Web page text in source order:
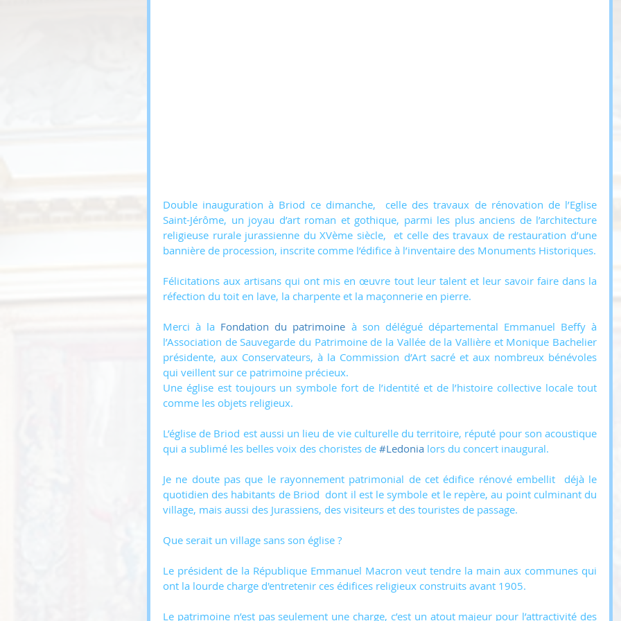
Double inauguration à Briod ce dimanche,  celle des travaux de rénovation de l’Eglise
Saint-Jérôme, un joyau d’art roman et gothique, parmi les plus anciens de l’architecture
religieuse rurale jurassienne du XVème siècle,  et celle des travaux de restauration d’une
Félicitations aux artisans qui ont mis en œuvre tout leur talent et leur savoir faire dans la
réfection du toit en lave, la charpente et la maçonnerie en pierre.
Merci à la Fondation du patrimoine à son délégué départemental Emmanuel Beffy à
l’Association de Sauvegarde du Patrimoine de la Vallée de la Vallière et Monique Bachelier
présidente, aux Conservateurs, à la Commission d’Art sacré et aux nombreux bénévoles
qui veillent sur ce patrimoine précieux.
Une église est toujours un symbole fort de l’identité et de l’histoire collective locale tout
comme les objets religieux.
L’église de Briod est aussi un lieu de vie culturelle du territoire, réputé pour son acoustique
qui a sublimé les belles voix des choristes de #Ledonia lors du concert inaugural.
Je ne doute pas que le rayonnement patrimonial de cet édifice rénové embellit  déjà le
quotidien des habitants de Briod  dont il est le symbole et le repère, au point culminant du
village, mais aussi des Jurassiens, des visiteurs et des touristes de passage.
Que serait un village sans son église ?
Le président de la République Emmanuel Macron veut tendre la main aux communes qui
ont la lourde charge d'entretenir ces édifices religieux construits avant 1905.
Le patrimoine n’est pas seulement une charge, c’est un atout majeur pour l’attractivité des